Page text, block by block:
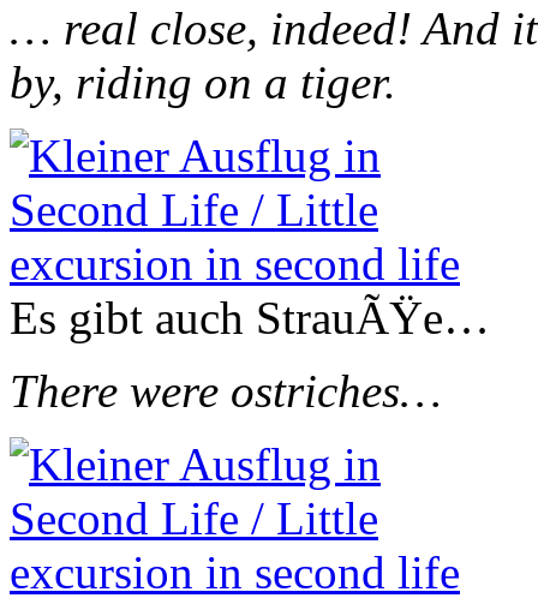
… real close, indeed! And it
by, riding on a tiger.
Es gibt auch StrauÃŸe…
There were ostriches…